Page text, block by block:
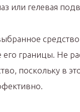
или гелевая
его границы. Не
поскольку в